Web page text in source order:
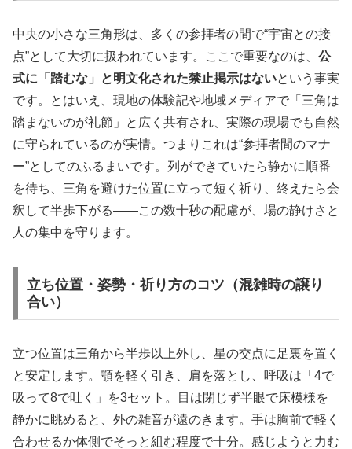
中央の小さな三角形は、多くの参拝者の間で“宇宙との接
点”として大切に扱われています。ここで重要なのは、 公
式に「踏むな」と明文化された禁止掲示はないという事実
です。とはいえ、現地の体験記や地域メディアで「三角は
踏まないのが礼節」と広く共有され、実際の現場でも自然
に守られているのが実情。つまりこれは“参拝者間のマナ
ー”としてのふるまいです。列ができていたら静かに順番
を待ち、三角を避けた位置に立って短く祈り、終えたら会
釈して半歩下がる――この数十秒の配慮が、場の静けさと
人の集中を守ります。
立ち位置・姿勢・祈り方のコツ（混雑時の譲り
合い）
立つ位置は三角から半歩以上外し、星の交点に足裏を置く
と安定します。顎を軽く引き、肩を落とし、呼吸は「4で
吸って8で吐く」を3セット。目は閉じず半眼で床模様を
静かに眺めると、外の雑音が遠のきます。手は胸前で軽く
合わせるか体側でそっと組む程度で十分。感じようと力む